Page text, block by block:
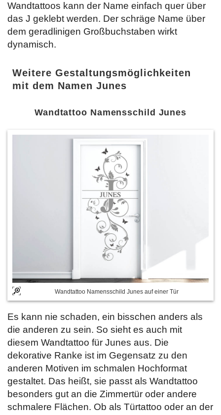
Wandtattoos kann der Name einfach quer über
das J geklebt werden. Der schräge Name über
dem geradlinigen Großbuchstaben wirkt
dynamisch.
Weitere Gestaltungsmöglichkeiten
mit dem Namen Junes
Wandtattoo Namensschild Junes
Wandtattoo Namensschild Junes auf einer Tür
Es kann nie schaden, ein bisschen anders als
die anderen zu sein. So sieht es auch mit
diesem Wandtattoo für Junes aus. Die
dekorative Ranke ist im Gegensatz zu den
anderen Motiven im schmalen Hochformat
gestaltet. Das heißt, sie passt als Wandtattoo
besonders gut an die Zimmertür oder andere
schmalere Flächen. Ob als Türtattoo oder an der